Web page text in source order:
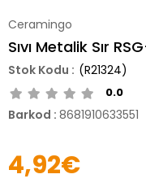
Ceramingo
Sıvı Metalik Sır
(R21324)
0.0
Barkod : 8681910633551
4,92€